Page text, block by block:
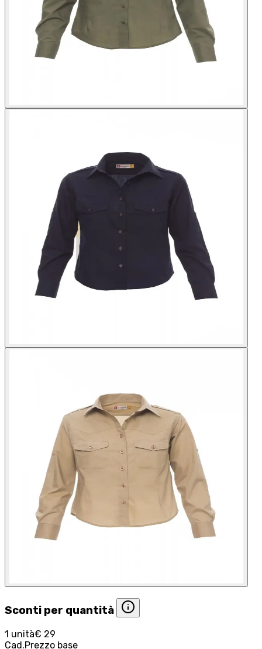
Sconti per quantità
1 unità€ 29
Cad.Prezzo base